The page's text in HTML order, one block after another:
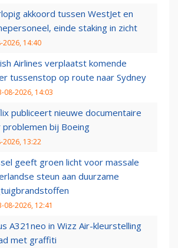
akkoord tussen WestJet en
einde staking in zicht
2026, 14:40
Airlines verplaatst komende
tussenstop op route naar Sydney
08-2026, 14:03
publiceert nieuwe documentaire
problemen bij Boeing
2026, 13:22
geeft groen licht voor massale
steun aan duurzame
08-2026, 12:41
A321neo in Wizz Air-kleurstelling
met graffiti